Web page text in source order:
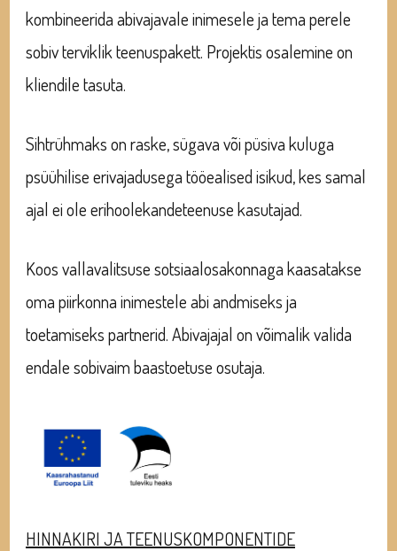
kombineerida abivajavale inimesele ja tema perele
sobiv terviklik teenuspakett. Projektis osalemine on
kliendile tasuta.
Sihtrühmaks on raske, sügava või püsiva kuluga
psüühilise erivajadusega tööealised isikud, kes samal
ajal ei ole erihoolekandeteenuse kasutajad.
Koos vallavalitsuse sotsiaalosakonnaga kaasatakse
oma piirkonna inimestele abi andmiseks ja
toetamiseks partnerid. Abivajajal on võimalik valida
endale sobivaim baastoetuse osutaja.
HINNAKIRI JA TEENUSKOMPONENTIDE